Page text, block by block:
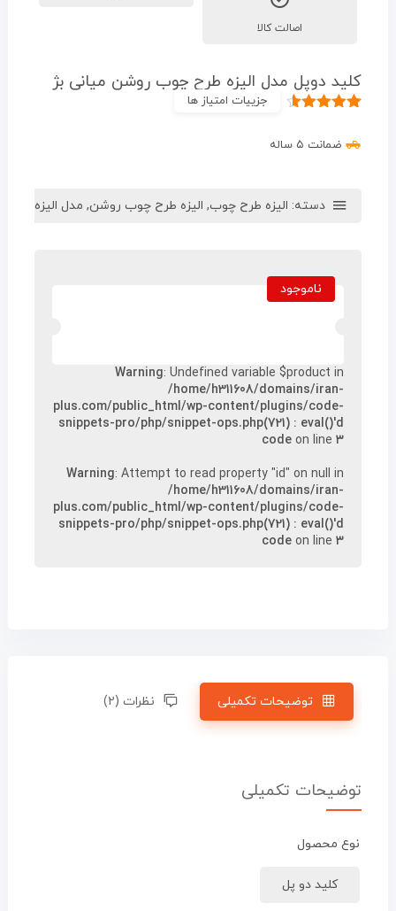
اصالت کالا
کلید دوپل مدل الیزه طرح چوب روشن میانی بژ
مشتری
جزییات امتیاز ها
ضمانت ۵ ساله
دسته: الیزه طرح چوب, الیزه طرح چوب روشن, مدل الیزه
ناموجود
Warning: Undefined variable $product in
/home/h311608/domains/iran-
plus.com/public_html/wp-content/plugins/code-
snippets-pro/php/snippet-ops.php(721) : eval()'d
code on line۳
Warning: Attempt to read property "id" on null in
/home/h311608/domains/iran-
plus.com/public_html/wp-content/plugins/code-
snippets-pro/php/snippet-ops.php(721) : eval()'d
code on line۳
توضیحات تکمیلی نظرات (۲)
توضیحات تکمیلی
نوع محصول
کلید دو پل